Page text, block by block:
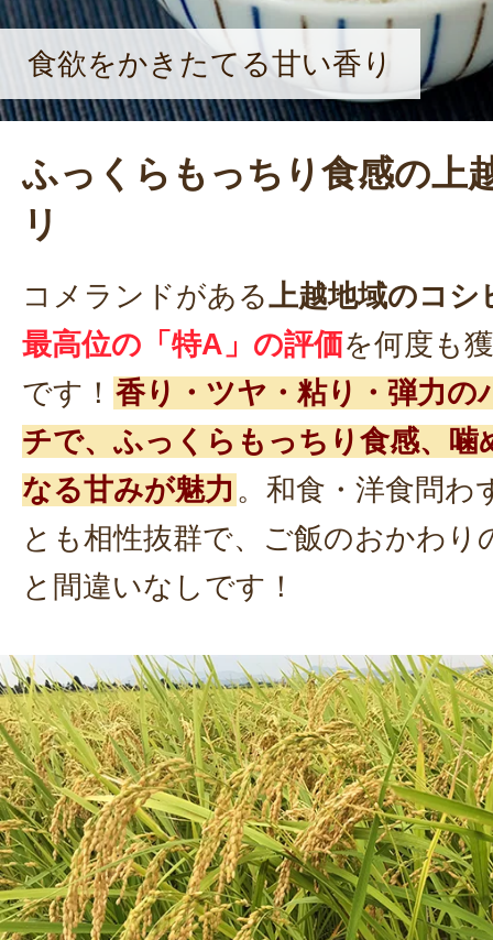
食欲をかきたてる甘い香り
ふっくらもっちり食感の上
リ
コメランドがある上越地域のコシ
最高位の「特A」の評価を何度も
です！ 香り・ツヤ・粘り・弾力の
チで、ふっくらもっちり食感、噛
なる甘みが魅力 。和食・洋食問わ
とも相性抜群で、ご飯のおかわり
と間違いなしです！